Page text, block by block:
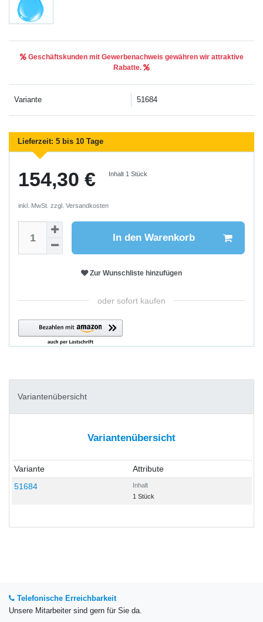
Geschäftskunden mit Gewerbenachweis gewähren wir attraktive
Rabatte.
Variante 51684
Lieferzeit: 5 bis 10 Tage
154,30 € Inhalt 1Stück
inkl. MwSt. zzgl. Versandkosten
In den Warenkorb
Zur Wunschliste hinzufügen
oder sofort kaufen
Variantenübersicht
Variantenübersicht
Variante
Attribute
51684
Inhalt
1 Stück
Telefonische Erreichbarkeit
Unsere Mitarbeiter sind gern für Sie da.